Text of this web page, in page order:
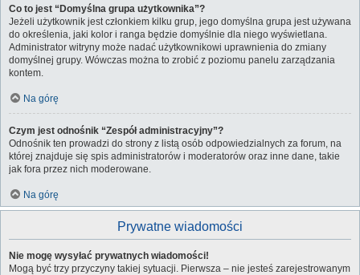
Co to jest “Domyślna grupa użytkownika”?
Jeżeli użytkownik jest członkiem kilku grup, jego domyślna grupa jest używana
do określenia, jaki kolor i ranga będzie domyślnie dla niego wyświetlana.
Administrator witryny może nadać użytkownikowi uprawnienia do zmiany
domyślnej grupy. Wówczas można to zrobić z poziomu panelu zarządzania
kontem.
Na górę
Czym jest odnośnik “Zespół administracyjny”?
Odnośnik ten prowadzi do strony z listą osób odpowiedzialnych za forum, na
której znajduje się spis administratorów i moderatorów oraz inne dane, takie
jak fora przez nich moderowane.
Na górę
Prywatne wiadomości
Nie mogę wysyłać prywatnych wiadomości!
Mogą być trzy przyczyny takiej sytuacji. Pierwsza – nie jesteś zarejestrowanym